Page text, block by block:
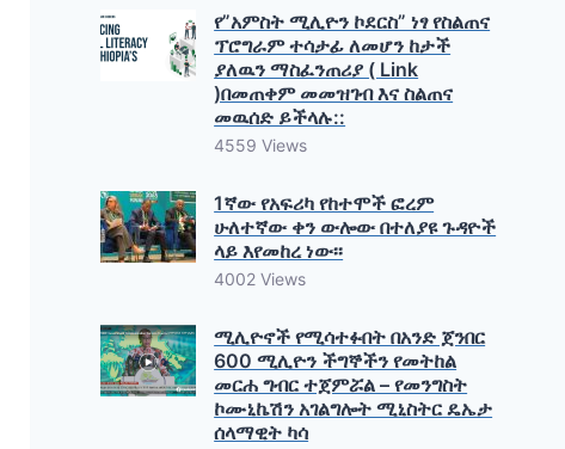
የ”አምስት ሚሊዮን ኮደርስ” ነፃ የስልጠና
ፕሮግራም ተሳታፊ ለመሆን ከታች
ያለዉን ማስፈንጠሪያ ( Link
)በመጠቀም መመዝገብ እና ስልጠና
መዉሰድ ይችላሉ::
4559 Views
1ኛው የአፍሪካ የከተሞች ፎረም
ሁለተኛው ቀን ውሎው በተለያዩ ጉዳዮች
ላይ እየመከረ ነው፡፡
4002 Views
ሚሊዮኖች የሚሳተፉበት በአንድ ጀንበር
600 ሚሊዮን ችግኞችን የመትከል
መርሐ ግብር ተጀምሯል – የመንግስት
ኮሙኒኬሽን አገልግሎት ሚኒስትር ዴኤታ
ሰላማዊት ካሳ